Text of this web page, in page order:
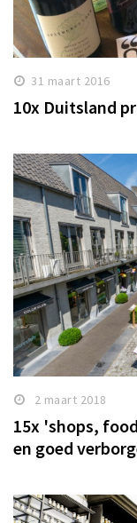
31 maart 2016
10x Duitsland
2 maart 2018
15x 'shops,
en goed